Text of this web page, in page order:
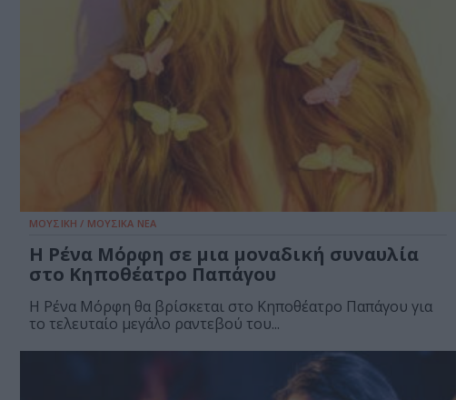
ΜΟΥΣΙΚΗ / ΜΟΥΣΙΚΑ ΝΕΑ
Η Ρένα Μόρφη σε μια μοναδική συναυλία
στο Κηποθέατρο Παπάγου
Η Ρένα Μόρφη θα βρίσκεται στο Κηποθέατρο Παπάγου για
το τελευταίο μεγάλο ραντεβού του...